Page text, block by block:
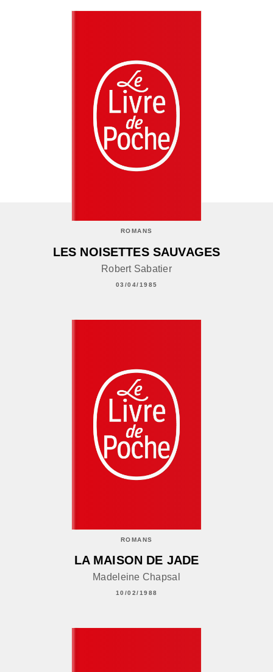
ROMANS
LES NOISETTES SAUVAGES
Robert Sabatier
03/04/1985
ROMANS
LA MAISON DE JADE
Madeleine Chapsal
10/02/1988